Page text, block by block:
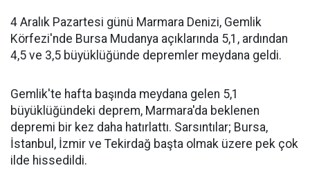
4 Aralık Pazartesi günü Marmara Denizi, Gemlik
Körfezi'nde Bursa Mudanya açıklarında 5,1, ardından
4,5 ve 3,5 büyüklüğünde depremler meydana geldi.
Gemlik'te hafta başında meydana gelen 5,1
büyüklüğündeki deprem, Marmara'da beklenen
depremi bir kez daha hatırlattı. Sarsıntılar; Bursa,
İstanbul, İzmir ve Tekirdağ başta olmak üzere pek çok
ilde hissedildi.